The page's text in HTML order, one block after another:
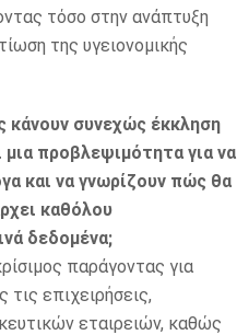
τόσο στην ανάπτυξη
της υγειονομικής
κάνουν συνεχώς έκκληση
προβλεψιμότητα για να
και να γνωρίζουν πώς θα
καθόλου
δεδομένα;
παράγοντας για
επιχειρήσεις,
εταιρειών, καθώς